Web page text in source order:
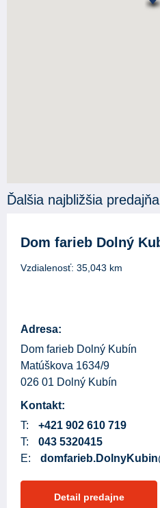
Ďalšia najbližšia predajňa
Dom farieb Dolný
Vzdialenosť: 35,043 km
Adresa:
Dom farieb Dolný Kubín
Matúškova 1634/9
026 01 Dolný Kubín
Kontakt:
T:
+421 902 610 719
T:
043 5320415
E:
Detail predajne